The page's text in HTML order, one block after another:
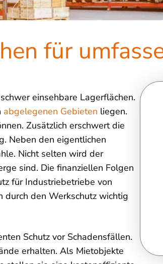
für
einsehbare Lagerflächen.
abgelegenen Gebieten liegen.
Zusätzlich erschwert die
Neben den eigentlichen
Nicht selten wird der
sind. Die finanziellen Folgen
für Industriebetriebe von
den Werkschutz wichtig
Schutz vor Schadensfällen.
erhalten. Als Mietobjekte